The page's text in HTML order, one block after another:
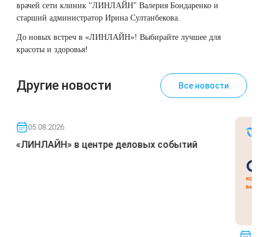
врачей сети клиник "ЛИНЛАЙН" Валерия Бондаренкои
старший администратор Ирина Султанбекова.
До новых встреч в «ЛИНЛАЙН»! Выбирайте лучшее для
красоты и здоровья!
Другие новости Все новости
05.08.2026
«ЛИНЛАЙН» в центре деловых событий